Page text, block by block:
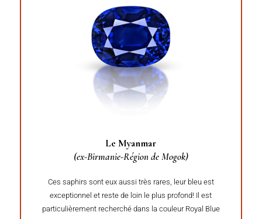
Le Myanmar
(ex-Birmanie-Région de Mogok)
Ces saphirs sont eux aussi très rares, leur bleu est
exceptionnel et reste de loin le plus profond! Il est
particulièrement recherché dans la couleur Royal Blue